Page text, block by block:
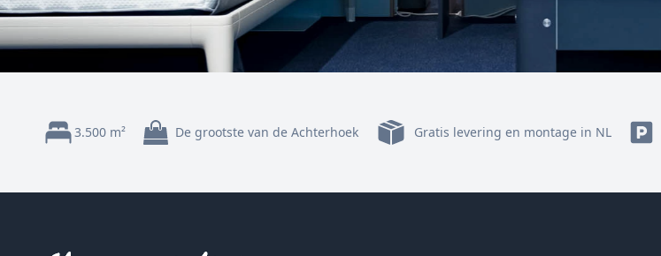
3.500 m² De grootste van de Achterhoek Gratis levering en montage in NL